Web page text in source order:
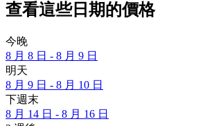
查看這些日期的價格
今晚
8 月 8 日 - 8 月 9 日
明天
8 月 9 日 - 8 月 10 日
下週末
8 月 14 日 - 8 月 16 日